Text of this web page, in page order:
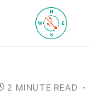
2 MINUTE READ